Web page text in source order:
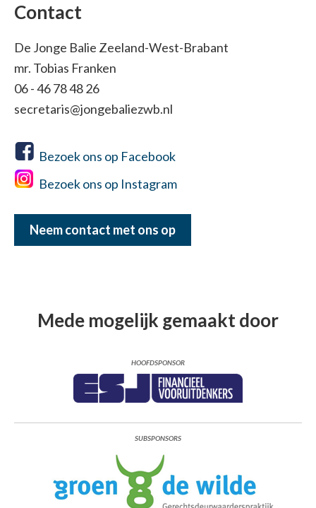
Contact
De Jonge Balie Zeeland-West-Brabant
mr. Tobias Franken
06 - 46 78 48 26
secretaris@jongebaliezwb.nl
Bezoek ons op Facebook
Bezoek ons op Instagram
Neem contact met ons op
Mede mogelijk gemaakt door